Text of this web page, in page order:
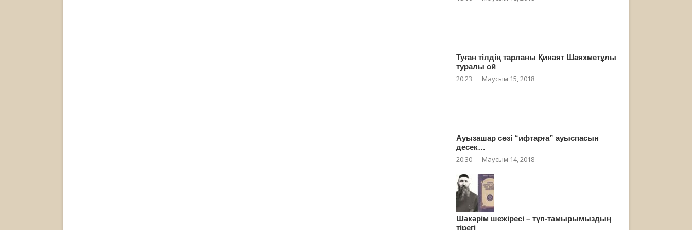
Туған тілдің тарланы Қинаят Шаяхметұлы
туралы ой
20:23 Маусым 15, 2018
Ауызашар сөзі “ифтарға” ауыспасын
десек…
20:30 Маусым 14, 2018
Шәкәрім шежіресі – түп-тамырымыздың
тірегі